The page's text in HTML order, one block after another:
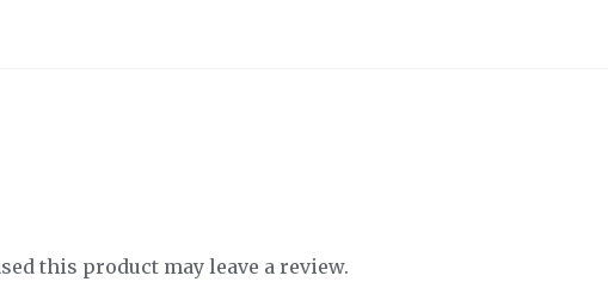
this product may leave a review.